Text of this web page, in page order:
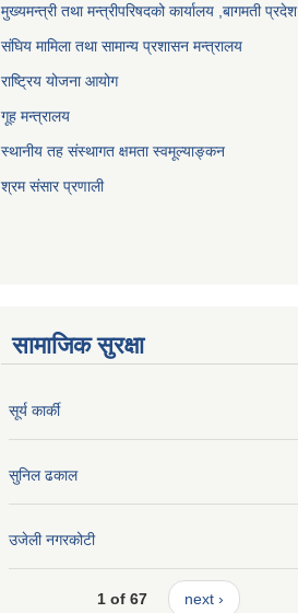
मुख्यमन्त्री तथा मन्त्रीपरिषदको कार्यालय ,बागमती प्रदेश
संघिय मामिला तथा सामान्य प्रशासन मन्त्रालय
राष्ट्रिय योजना आयोग
गूह मन्त्रालय
स्थानीय तह संस्थागत क्षमता स्वमूल्याङ्कन
श्रम संसार प्रणाली
सामाजिक सुरक्षा
सूर्य कार्की
सुनिल ढकाल
उजेली नगरकोटी
1 of 67 next ›